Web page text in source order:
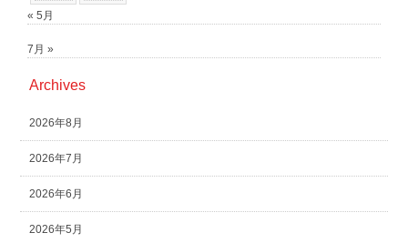
« 5月
7月 »
Archives
2026年8月
2026年7月
2026年6月
2026年5月